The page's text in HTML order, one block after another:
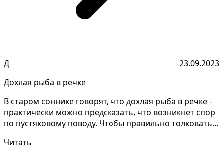
Д
23.09.2023
Дохлая рыба в речке
В старом соннике говорят, что дохлая рыба в речке -
практически можно предсказать, что возникнет спор
по пустяковому поводу. Чтобы правильно толковать...
Читать